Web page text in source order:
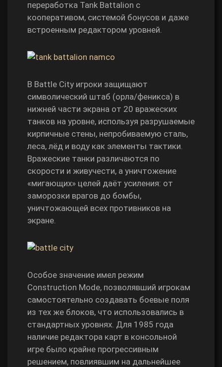
переработка Tank Battalion с
кооперативом, системой бонусов и даже
встроенным редактором уровней.
В Battle City игроки защищают
символический штаб (орла/феникса) в
нижней части экрана от 20 вражеских
танков на уровне, используя разрушаемые
кирпичные стены, непробиваемую сталь,
леса, лёд и воду как элементы тактики.
Вражеские танки различаются по
скорости и живучести, а уничтожение
«мигающих» целей даёт усиления: от
заморозки врагов до бомбы,
уничтожающей всех противников на
экране.
Особое значение имел режим
Construction Mode, позволявший игрокам
самостоятельно создавать боевые поля
из тех же блоков, что использовались в
стандартных уровнях. Для 1985 года
наличие редактора карт в консольной
игре было крайне прогрессивным
решением, повлиявшим на дальнейшее